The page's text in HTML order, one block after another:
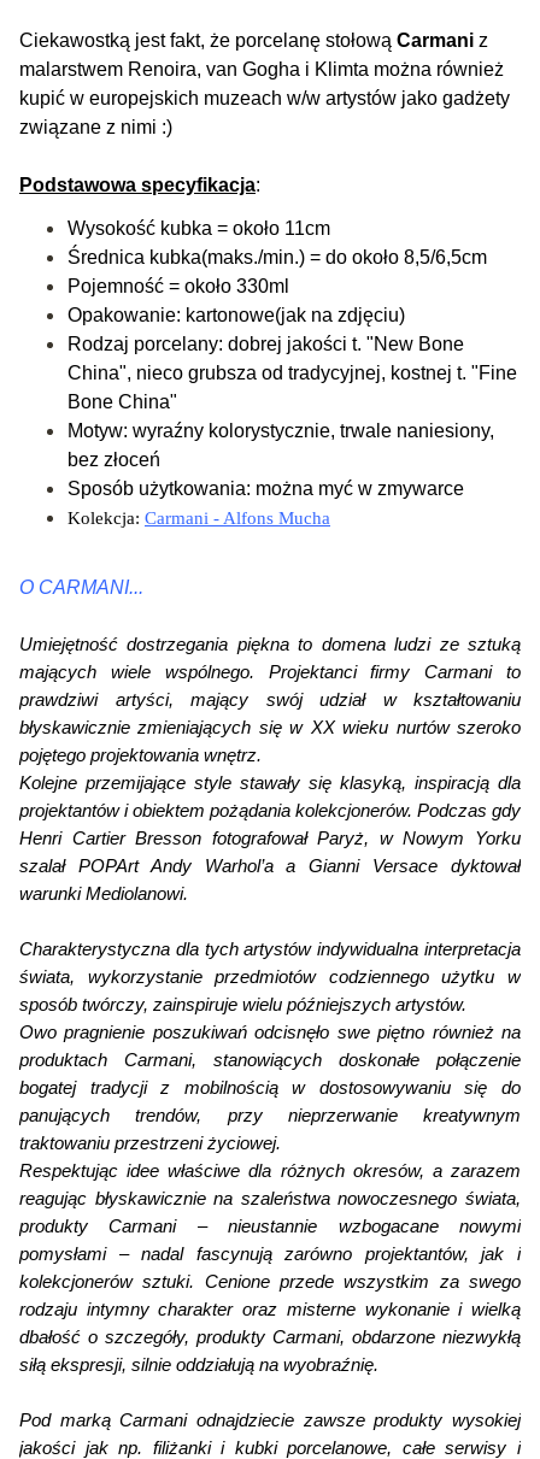
Ciekawostką jest fakt, że porcelanę stołową Carmani z
malarstwem Renoira, van Gogha i Klimta można również
kupić w europejskich muzeach w/w artystów jako gadżety
związane z nimi :)
Podstawowa specyfikacja:
Wysokość kubka = około 11cm
Średnica kubka(maks./min.) = do około 8,5/6,5cm
Pojemność = około 330ml
Opakowanie: kartonowe(jak na zdjęciu)
Rodzaj porcelany: dobrej jakości t. "New Bone
China", nieco grubsza od tradycyjnej, kostnej t. "Fine
Bone China"
Motyw: wyraźny kolorystycznie, trwale naniesiony,
bez złoceń
Sposób użytkowania: można myć w zmywarce
Kolekcja: Carmani - Alfons Mucha
O CARMANI...
Umiejętność dostrzegania piękna to domena ludzi ze sztuką
mających wiele wspólnego. Projektanci firmyCarmanito
prawdziwi artyści, mający swój udział w kształtowaniu
błyskawicznie zmieniających się w XX wieku nurtów szeroko
pojętego projektowania wnętrz.
Kolejne przemijające style stawały się klasyką, inspiracją dla
projektantów i obiektem pożądania kolekcjonerów. Podczas gdy
Henri Cartier Bresson fotografował Paryż, w Nowym Yorku
szalał POPArt Andy Warhol’a a Gianni Versace dyktował
warunki Mediolanowi.
Charakterystyczna dla tych artystów indywidualna interpretacja
świata, wykorzystanie przedmiotów codziennego użytku w
sposób twórczy, zainspiruje wielu późniejszych artystów.
Owo pragnienie poszukiwań odcisnęło swe piętno również na
produktach Carmani, stanowiących doskonałe połączenie
bogatej tradycji z mobilnością w dostosowywaniu się do
panujących trendów, przy nieprzerwanie kreatywnym
traktowaniu przestrzeni życiowej.
Respektując idee właściwe dla różnych okresów, a zarazem
reagując błyskawicznie na szaleństwa nowoczesnego świata,
produkty Carmani – nieustannie wzbogacane nowymi
pomysłami – nadal fascynują zarówno projektantów, jak i
kolekcjonerów sztuki. Cenione przede wszystkim za swego
rodzaju intymny charakter oraz misterne wykonanie i wielką
dbałość o szczegóły, produkty Carmani, obdarzone niezwykłą
siłą ekspresji, silnie oddziałują na wyobraźnię.
Pod marką Carmani odnajdziecie zawsze produkty wysokiej
jakości jak np. filiżanki i kubki porcelanowe, całe serwisy i